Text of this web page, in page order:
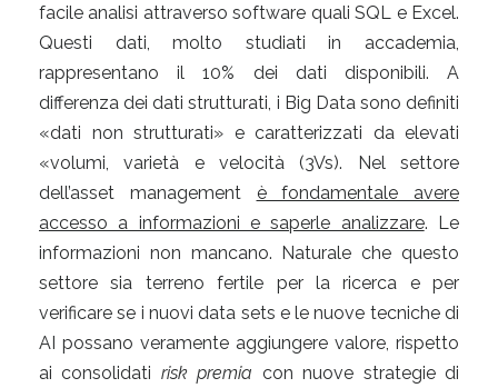
facile analisi attraverso software quali SQL e Excel.
Questi dati, molto studiati in accademia,
rappresentano il 10% dei dati disponibili. A
differenza dei dati strutturati, i Big Data sono definiti
«dati non strutturati» e caratterizzati da elevati
«volumi, varietà e velocità (3Vs). Nel settore
dell’asset management è fondamentale avere
accesso a informazioni e saperle analizzare. Le
informazioni non mancano. Naturale che questo
settore sia terreno fertile per la ricerca e per
verificare se i nuovi data sets e le nuove tecniche di
AI possano veramente aggiungere valore, rispetto
ai consolidati risk premia con nuove strategie di